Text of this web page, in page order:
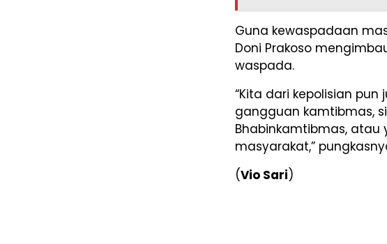
Guna kewaspadaan
Doni Prakoso
waspada.
“Kita dari kepolisian
gangguan kamtibmas,
Bhabinkamtibmas,
masyarakat,”
(Vio Sari)